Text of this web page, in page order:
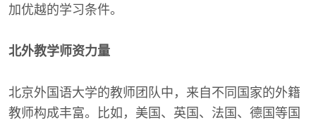
加优越的学习条件。
北外教学师资力量
北京外国语大学的教师团队中，来自不同国家的外籍
教师构成丰富。比如，美国、英国、法国、德国等国